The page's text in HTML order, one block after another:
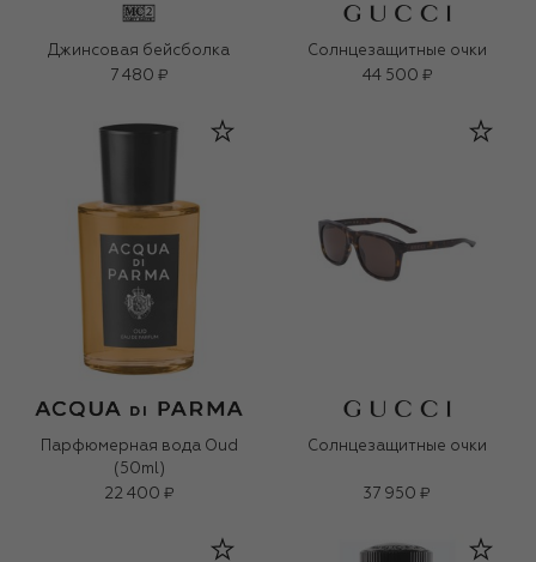
Джинсовая бейсболка
7 480 ₽
Солнцезащитные очки
44 500 ₽
Парфюмерная вода Oud
(50ml)
22 400 ₽
Солнцезащитные очки
37 950 ₽